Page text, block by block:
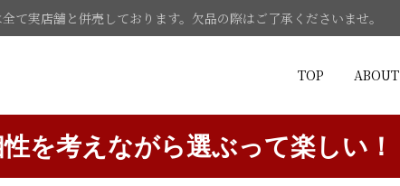
て実店舗と併売しております。欠品の際はご了承くださいませ。
TOP ABOUT
を考えながら選ぶって楽しい！